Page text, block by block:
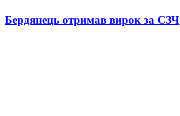
Бердянець отримав вирок за СЗЧ